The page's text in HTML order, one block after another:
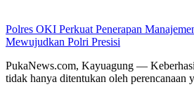
Polres OKI Perkuat Penerapan
Mewujudkan Polri Presisi
PukaNews.com, Kayuagung —
tidak hanya ditentukan oleh